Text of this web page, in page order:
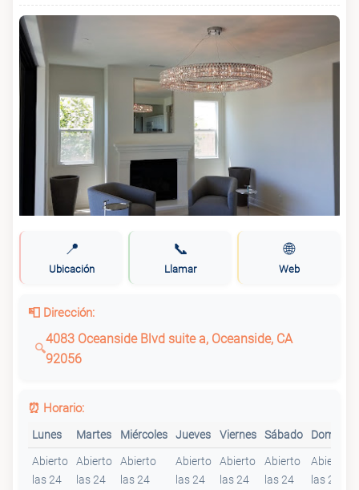
📍
Ubicación
📞
Llamar
🌐
Web
📮 Dirección:
4083 Oceanside Blvd suite a, Oceanside, CA
92056
⏰ Horario:
Lunes Martes Miércoles Jueves Viernes Sábado Domingo
Abierto
las 24
Abierto
las 24
Abierto
las 24
Abierto
las 24
Abierto
las 24
Abierto
las 24
Abierto
las 24